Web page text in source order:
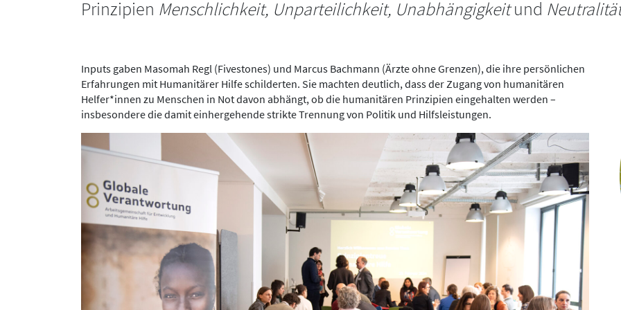
Prinzipien Menschlichkeit, Unparteilichkeit, Unabhängigkeitund
Inputs gaben Masomah Regl (Fivestones) und Marcus Bachmann (Ärzte ohne Grenzen), die ihre persönlichen
Erfahrungen mit Humanitärer Hilfe schilderten. Sie machten deutlich, dass der Zugang von humanitären
Helfer*innen zu Menschen in Not davon abhängt, ob die humanitären Prinzipien eingehalten werden –
insbesondere die damit einhergehende strikte Trennung von Politik und Hilfsleistungen.